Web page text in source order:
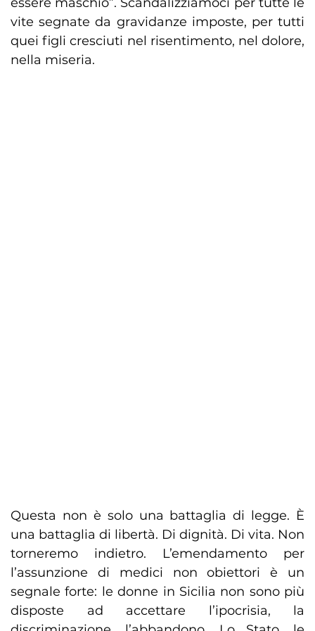
vite segnate da gravidanze imposte, per tutti
quei figli cresciuti nel risentimento, nel dolore,
nella miseria.
Questa non è solo una battaglia di legge. È
una battaglia di libertà. Di dignità. Di vita. Non
torneremo indietro. L’emendamento per
l’assunzione di medici non obiettori è un
segnale forte: le donne in Sicilia non sono più
disposte ad accettare l’ipocrisia, la